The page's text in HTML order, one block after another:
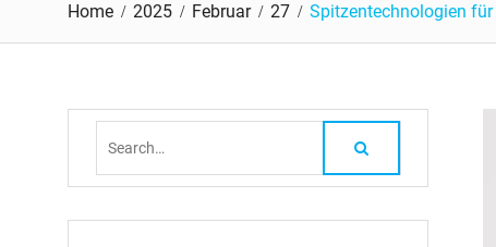
Home 2025 Februar 27 Spitzentechnologien